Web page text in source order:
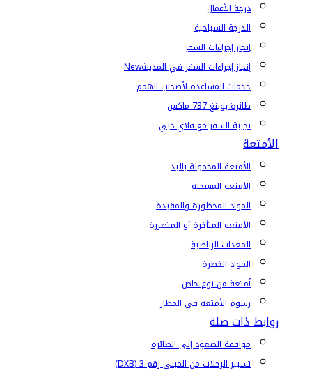
درجة الأعمال
الدرجة السياحية
إنجاز إجراءات السفر
إنجاز إجراءات السفر في المدينةNew
خدمات المساعدة لأصحاب الهمم
طائرة بوينغ 737 ماكس
تجربة السفر مع فلاي دبي
الأمتعة
الأمتعة المحمولة باليد
الأمتعة المسجلة
المواد المحظورة والمقيدة
الأمتعة المتأخرة أو المتضررة
المعدات الرياضية
المواد الخطرة
أمتعة من نوع خاص
رسوم الأمتعة في المطار
روابط ذات صلة
موافقة الصعود إلى الطائرة
تسيير الرحلات من المبنى رقم 3 (DXB)